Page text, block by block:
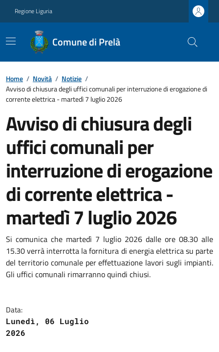
Regione Liguria
Comune di Prelà
Home / Novità / Notizie /
Avviso di chiusura degli uffici comunali per interruzione di erogazione di
corrente elettrica - martedì 7 luglio 2026
Avviso di chiusura degli
uffici comunali per
interruzione di erogazione
di corrente elettrica -
martedì 7 luglio 2026
Si comunica che martedì 7 luglio 2026 dalle ore 08.30 alle
15.30 verrà interrotta la fornitura di energia elettrica su parte
del territorio comunale per effettuazione lavori sugli impianti.
Gli uffici comunali rimarranno quindi chiusi.
Data:
Lunedì, 06 Luglio
2026